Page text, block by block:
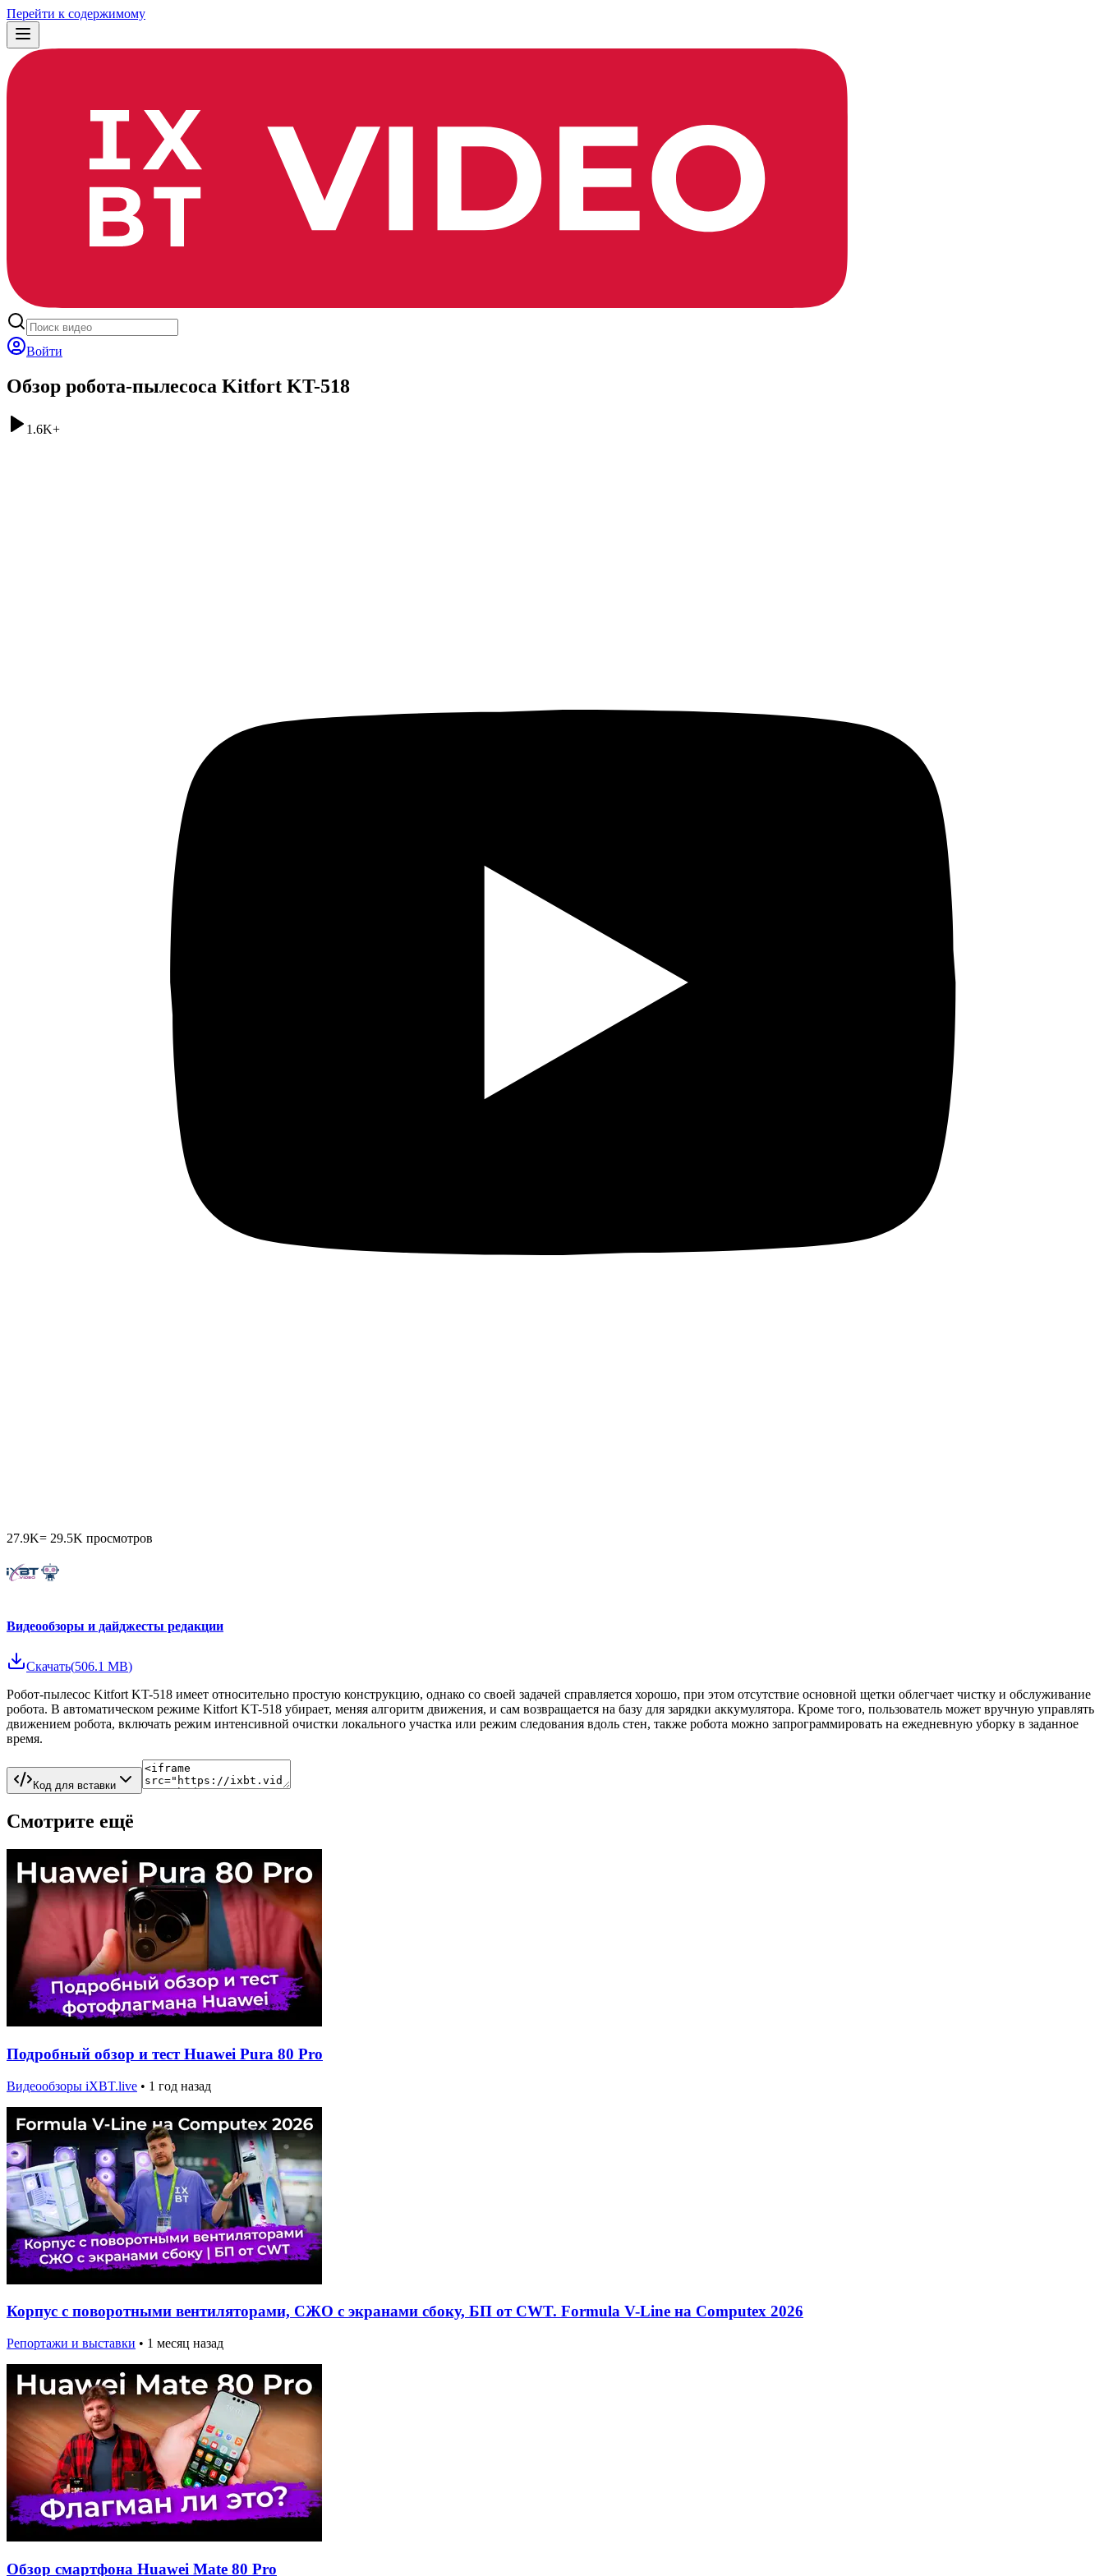
Перейти к содержимому
Войти
Обзор робота-пылесоса Kitfort KT-518
1.6K+
27.9K= 29.5K просмотров
Видеообзоры и дайджесты редакции
Скачать(506.1 MB)
Робот-пылесос Kitfort KT-518 имеет относительно простую конструкцию, однако со своей задачей справляется хорошо, при этом отсутствие основной щетки облегчает чистку и обслуживание
робота. В автоматическом режиме Kitfort KT-518 убирает, меняя алгоритм движения, и сам возвращается на базу для зарядки аккумулятора. Кроме того, пользователь может вручную управлять
движением робота, включать режим интенсивной очистки локального участка или режим следования вдоль стен, также робота можно запрограммировать на ежедневную уборку в заданное
время.
Код для вставки
Смотрите ещё
Подробный обзор и тест Huawei Pura 80 Pro
Видеообзоры iXBT.live • 1 год назад
Корпус с поворотными вентиляторами, СЖО с экранами сбоку, БП от CWT. Formula V-Line на Computex 2026
Репортажи и выставки • 1 месяц назад
Обзор смартфона Huawei Mate 80 Pro